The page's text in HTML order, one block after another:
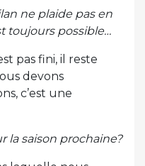
ne plaide pas en
toujours possible…
pas fini, il reste
devons
c’est une
la saison prochaine?